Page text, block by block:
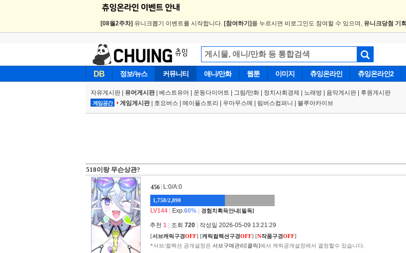
[08월2주차] 유니크뽑기 이벤트를 시작합니다. [참여하기] 를 누르시면 비로그인도 참여할 수 있으며, 유니크당첨 기회
DB 정보/뉴스 커뮤니티 애니/만화 웹툰 이미지 츄잉온라인 츄잉온라인2
자유게시판 유머게시판| 베스트유머 운동다이어트 | 그림/만화 정치사회경제 노래방 음악게시판 후원게시판
게임공간 게임게시판| 호요버스 메이플스토리 우마무스메 림버스컴퍼니 블루아카이브
518이랑 무슨상관?
456 L:0/A:0
1,758/2,890
LV144 Exp.60% 경험치획득안내[필독]
추천 1 조회 720 작성일 2026-05-09 13:21:29
[서브캐릭구경OFF] [캐릭컬렉션구경OFF] [N작품구경OFF]
*서브/컬렉션 공개설정은 서브구매관리[클릭]에서 캐릭공개설정에서 결정할수 있습니다.